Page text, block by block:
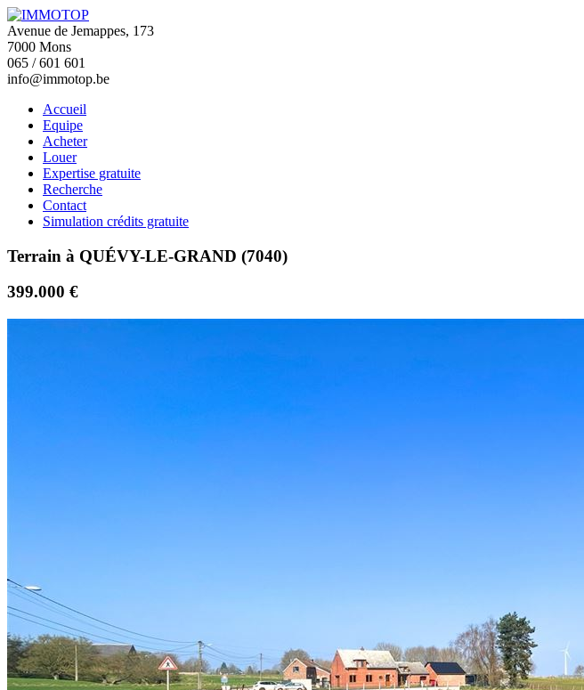
Avenue de Jemappes, 173
7000 Mons
065 / 601 601
info@immotop.be
Accueil
Equipe
Acheter
Louer
Expertise gratuite
Recherche
Contact
Simulation crédits gratuite
Terrain à QUÉVY-LE-GRAND (7040)
399.000 €